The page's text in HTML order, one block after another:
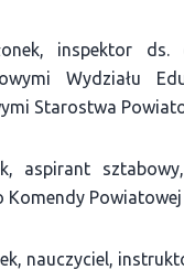
inspektor
Wydziału
Starostwa
aspirant
Komendy Powiatowej
nauczyciel,